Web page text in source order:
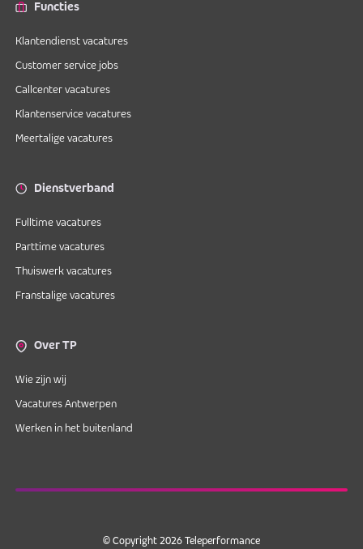
Functies
Klantendienst vacatures
Customer service jobs
Callcenter vacatures
Klantenservice vacatures
Meertalige vacatures
Dienstverband
Fulltime vacatures
Parttime vacatures
Thuiswerk vacatures
Franstalige vacatures
Over TP
Wie zijn wij
Vacatures Antwerpen
Werken in het buitenland
© Copyright 2026 Teleperformance